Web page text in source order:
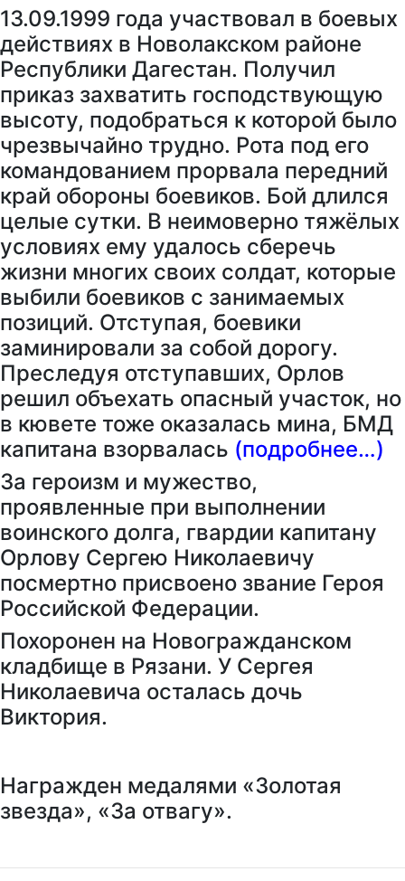
13.09.1999 года участвовал в боевых
действиях в Новолакском районе
Республики Дагестан. Получил
приказ захватить господствующую
высоту, подобраться к которой было
чрезвычайно трудно. Рота под его
командованием прорвала передний
край обороны боевиков. Бой длился
целые сутки. В неимоверно тяжёлых
условиях ему удалось сберечь
жизни многих своих солдат, которые
выбили боевиков с занимаемых
позиций. Отступая, боевики
заминировали за собой дорогу.
Преследуя отступавших, Орлов
решил объехать опасный участок, но
в кювете тоже оказалась мина, БМД
капитана взорвалась (подробнее…)
За героизм и мужество,
проявленные при выполнении
воинского долга, гвардии капитану
Орлову Сергею Николаевичу
посмертно присвоено звание Героя
Российской Федерации.
Похоронен на Новогражданском
кладбище в Рязани. У Сергея
Николаевича осталась дочь
Виктория.
Награжден медалями «Золотая
звезда», «За отвагу».